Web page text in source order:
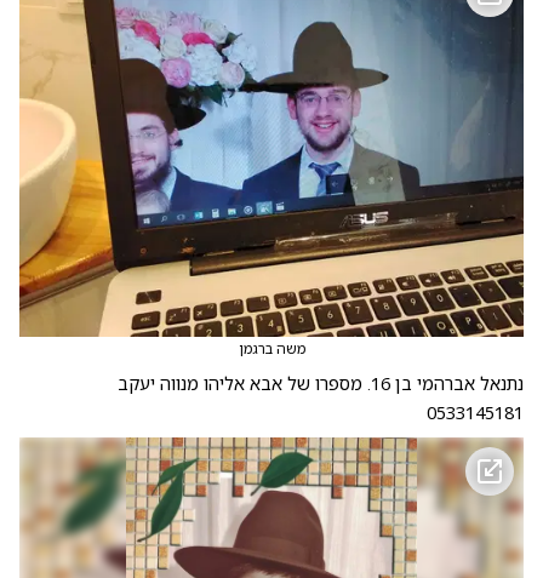
משה ברגמן
נתנאל אברהמי בן 16. מספרו של אבא אליהו מנווה יעקב
0533145181